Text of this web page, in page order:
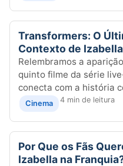
Transformers: O
Contexto de Izabella
Relembramos a
quinto filme da série
conecta com a história
Cinema 4 min de leitura
Por Que os Fãs
Izabella na